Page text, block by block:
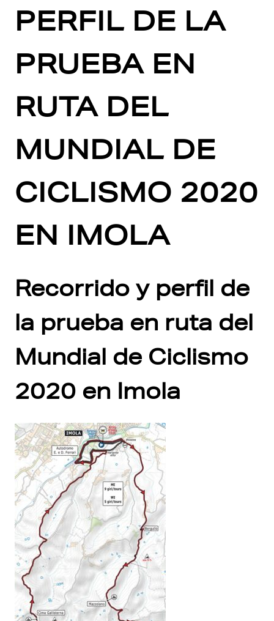
PERFIL DE LA
PRUEBA EN
RUTA DEL
MUNDIAL DE
CICLISMO 2020
EN IMOLA
Recorrido y perfil de
la prueba en ruta del
Mundial de Ciclismo
2020 en Imola